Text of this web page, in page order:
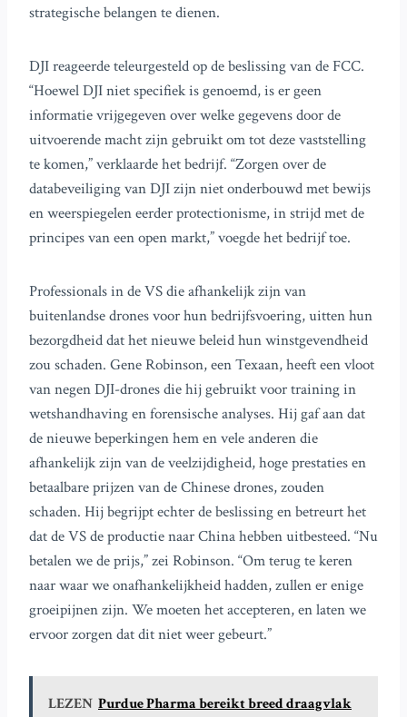
strategische belangen te dienen.
DJI reageerde teleurgesteld op de beslissing van de FCC.
“Hoewel DJI niet specifiek is genoemd, is er geen
informatie vrijgegeven over welke gegevens door de
uitvoerende macht zijn gebruikt om tot deze vaststelling
te komen,” verklaarde het bedrijf. “Zorgen over de
databeveiliging van DJI zijn niet onderbouwd met bewijs
en weerspiegelen eerder protectionisme, in strijd met de
principes van een open markt,” voegde het bedrijf toe.
Professionals in de VS die afhankelijk zijn van
buitenlandse drones voor hun bedrijfsvoering, uitten hun
bezorgdheid dat het nieuwe beleid hun winstgevendheid
zou schaden. Gene Robinson, een Texaan, heeft een vloot
van negen DJI-drones die hij gebruikt voor training in
wetshandhaving en forensische analyses. Hij gaf aan dat
de nieuwe beperkingen hem en vele anderen die
afhankelijk zijn van de veelzijdigheid, hoge prestaties en
betaalbare prijzen van de Chinese drones, zouden
schaden. Hij begrijpt echter de beslissing en betreurt het
dat de VS de productie naar China hebben uitbesteed. “Nu
betalen we de prijs,” zei Robinson. “Om terug te keren
naar waar we onafhankelijkheid hadden, zullen er enige
groeipijnen zijn. We moeten het accepteren, en laten we
ervoor zorgen dat dit niet weer gebeurt.”
LEZEN Purdue Pharma bereikt breed draagvlak